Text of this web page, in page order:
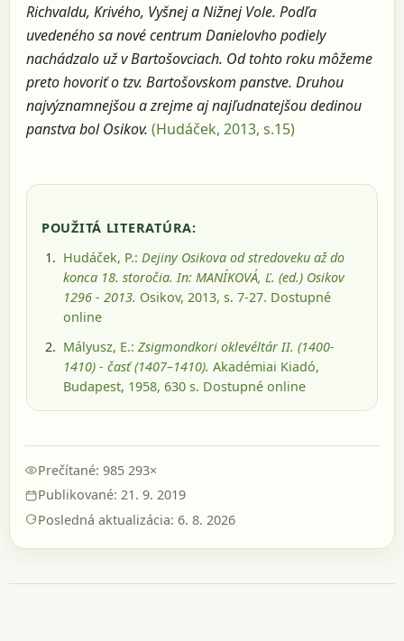
Richvaldu, Krivého, Vyšnej a Nižnej Vole. Podľa
uvedeného sa nové centrum Danielovho podiely
nachádzalo už v Bartošovciach. Od tohto roku môžeme
preto hovoriť o tzv. Bartošovskom panstve. Druhou
najvýznamnejšou a zrejme aj najľudnatejšou dedinou
panstva bol Osikov. (Hudáček, 2013, s.15)
POUŽITÁ LITERATÚRA:
Hudáček, P.: Dejiny Osikova od stredoveku až do
konca 18. storočia. In: MANÍKOVÁ, Ľ. (ed.) Osikov
1296 - 2013. Osikov, 2013, s. 7-27. Dostupné
online
Mályusz, E.: Zsigmondkori oklevéltár II. (1400-
1410) - časť (1407–1410). Akadémiai Kiadó,
Budapest, 1958, 630 s. Dostupné online
Prečítané: 985 293×
Publikované: 21. 9. 2019
Posledná aktualizácia: 6. 8. 2026